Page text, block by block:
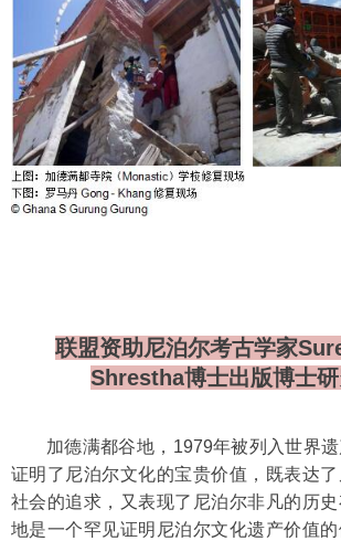
联盟资助尼泊尔考古学家
Shrestha博士出版博士
加德满都谷地， 1979年被列入世界
证明了尼泊尔文化的宝贵价值，既表达
社会的追求，又表现了尼泊尔非凡的历
地是一个罕见证明尼泊尔文化遗产价值